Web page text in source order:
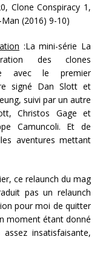
Clone Conspiracy 1,
(2016) 9-10)
:La mini-série La
des clones
avec le premier
signé Dan Slott et
suivi par un autre
Christos Gage et
Camuncoli. Et de
aventures mettant
ce relaunch du mag
pas un relaunch
pour moi de quitter
moment étant donné
insatisfaisante,